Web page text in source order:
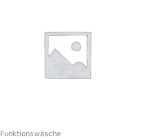
Funktionswäsche